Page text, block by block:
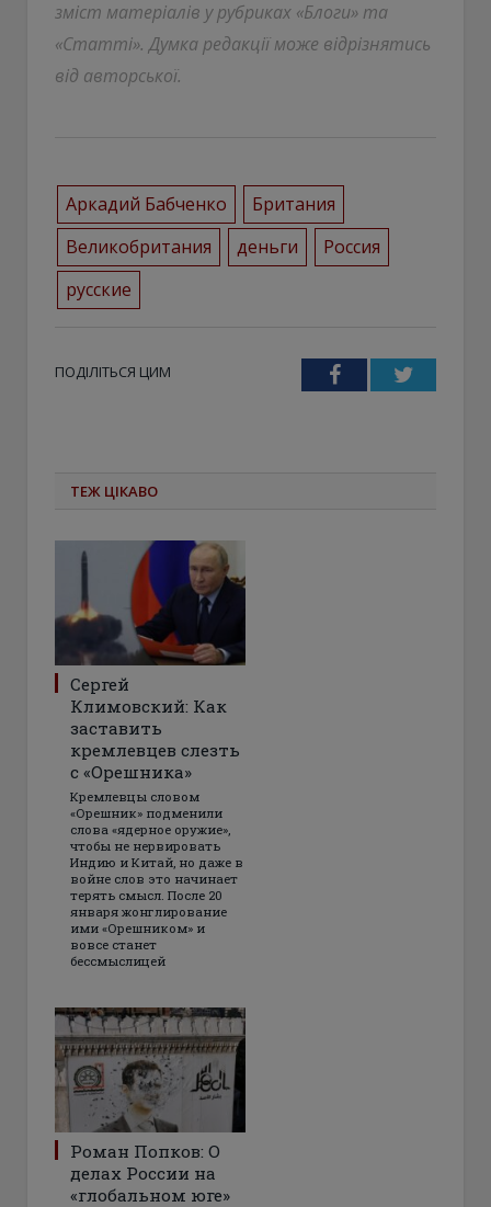
зміст матеріалів у рубриках «Блоги» та
«Статті». Думка редакції може відрізнятись
від авторської.
Аркадий Бабченко
Британия
Великобритания
деньги
Россия
русские
ПОДІЛІТЬСЯ ЦИМ FacebookTwitter
ТЕЖ ЦІКАВО
Сергей
Климовский: Как
заставить
кремлевцев слезть
с «Орешника»
Кремлевцы словом
«Орешник» подменили
слова «ядерное оружие»,
чтобы не нервировать
Индию и Китай, но даже в
войне слов это начинает
терять смысл. После 20
января жонглирование
ими «Орешником» и
вовсе станет
бессмыслицей
Роман Попков: О
делах России на
«глобальном юге»